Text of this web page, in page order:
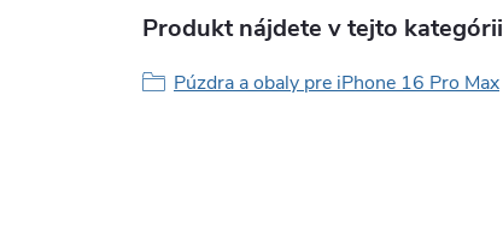
Produkt nájdete v tejto kategórii
Púzdra a obaly pre iPhone 16 Pro Max